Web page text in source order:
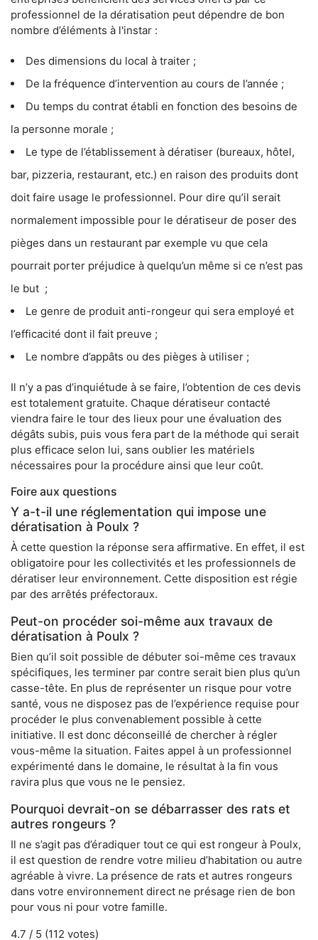
professionnel de la dératisation peut dépendre de bon
nombre d’éléments à l'instar :
Des dimensions du local à traiter ;
De la fréquence d’intervention au cours de l’année ;
Du temps du contrat établi en fonction des besoins de
la personne morale ;
Le type de l’établissement à dératiser (bureaux, hôtel,
bar, pizzeria, restaurant, etc.) en raison des produits dont
doit faire usage le professionnel. Pour dire qu’il serait
normalement impossible pour le dératiseur de poser des
pièges dans un restaurant par exemple vu que cela
pourrait porter préjudice à quelqu’un même si ce n’est pas
le but ;
Le genre de produit anti-rongeur qui sera employé et
l’efficacité dont il fait preuve ;
Le nombre d’appâts ou des pièges à utiliser ;
Il n’y a pas d’inquiétude à se faire, l’obtention de ces devis
est totalement gratuite. Chaque dératiseur contacté
viendra faire le tour des lieux pour une évaluation des
dégâts subis, puis vous fera part de la méthode qui serait
plus efficace selon lui, sans oublier les matériels
nécessaires pour la procédure ainsi que leur coût.
Foire aux questions
Y a-t-il une réglementation qui impose une
dératisation à Poulx ?
À cette question la réponse sera affirmative. En effet, il est
obligatoire pour les collectivités et les professionnels de
dératiser leur environnement. Cette disposition est régie
par des arrêtés préfectoraux.
Peut-on procéder soi-même aux travaux de
dératisation à Poulx ?
Bien qu’il soit possible de débuter soi-même ces travaux
spécifiques, les terminer par contre serait bien plus qu’un
casse-tête. En plus de représenter un risque pour votre
santé, vous ne disposez pas de l’expérience requise pour
procéder le plus convenablement possible à cette
initiative. Il est donc déconseillé de chercher à régler
vous-même la situation. Faites appel à un professionnel
expérimenté dans le domaine, le résultat à la fin vous
ravira plus que vous ne le pensiez.
Pourquoi devrait-on se débarrasser des rats et
autres rongeurs ?
Il ne s’agit pas d’éradiquer tout ce qui est rongeur à Poulx,
il est question de rendre votre milieu d’habitation ou autre
agréable à vivre. La présence de rats et autres rongeurs
dans votre environnement direct ne présage rien de bon
pour vous ni pour votre famille.
4.7 / 5 (112 votes)